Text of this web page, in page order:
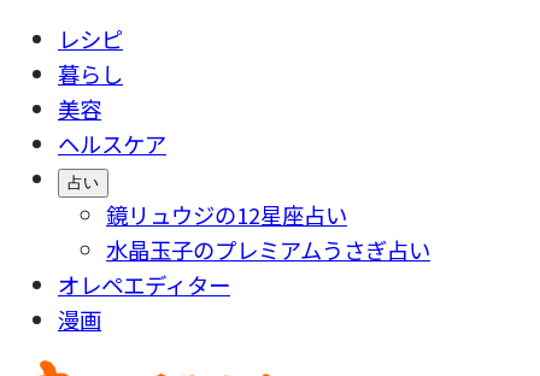
レシピ
暮らし
美容
ヘルスケア
占い
鏡リュウジの12星座占い
水晶玉子のプレミアムうさぎ占い
オレペエディター
漫画